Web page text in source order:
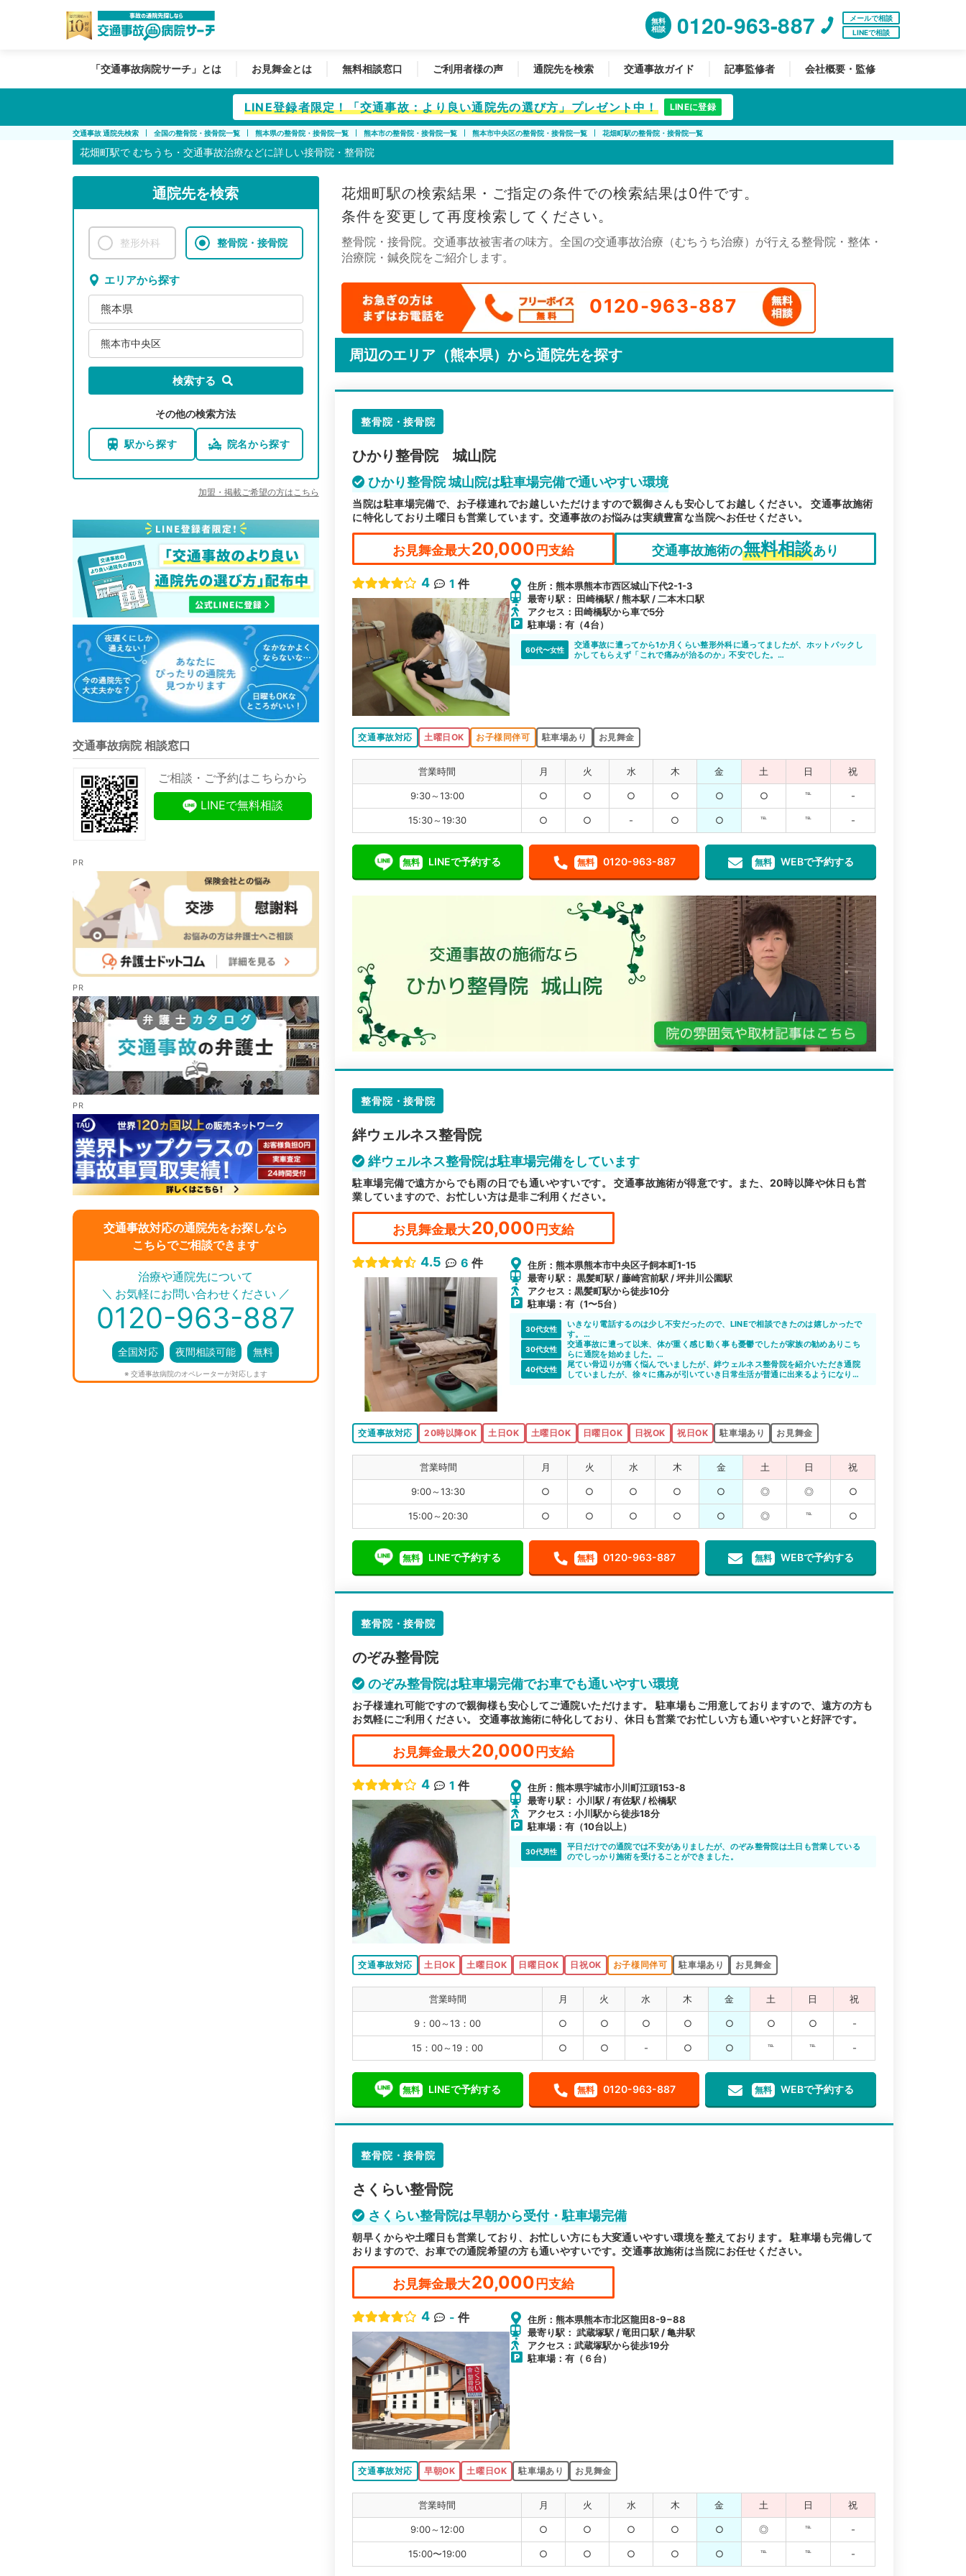
無料
相談
0120-963-887
メールで相談
LINEで相談
「交通事故病院サーチ」とは お見舞金とは 無料相談窓口 ご利用者様の声 通院先を検索 交通事故ガイド 記事監修者 会社概要・監修
LINE登録者限定！「交通事故：より良い通院先の選び方」プレゼント中！ LINEに登録
交通事故 通院先検索 全国の整骨院・接骨院一覧 熊本県の整骨院・接骨院一覧 熊本市の整骨院・接骨院一覧 熊本市中央区の整骨院・接骨院一覧 花畑町駅の整骨院・接骨院一覧
花畑町駅で むちうち・交通事故治療などに詳しい接骨院・整骨院
通院先を検索
整形外科 整骨院・接骨院
エリアから探す
熊本県
熊本市中央区
検索する
その他の検索方法
駅から探す 院名から探す
加盟・掲載ご希望の方はこちら
交通事故病院 相談窓口
ご相談・ご予約はこちらから
LINEで無料相談
交通事故対応の通院先をお探しなら
こちらでご相談できます
＼ ／
治療や通院先について
お気軽にお問い合わせください
0120-963-887
全国対応 夜間相談可能 無料
※ 交通事故病院のオペレーターが対応します
花畑町駅の検索結果・ご指定の条件での検索結果は0件です。
条件を変更して再度検索してください。
整骨院・接骨院。交通事故被害者の味方。全国の交通事故治療（むちうち治療）が行える整骨院・整体・
治療院・鍼灸院をご紹介します。
0120-963-887
周辺のエリア（熊本県）から通院先を探す
整骨院・接骨院
ひかり整骨院 城山院
ひかり整骨院 城山院は駐車場完備で通いやすい環境
当院は駐車場完備で、お子様連れでお越しいただけますので親御さんも安心してお越しください。 交通事故施術
に特化しており土曜日も営業しています。交通事故のお悩みは実績豊富な当院へお任せください。
お見舞金最大20,000 円支給 交通事故施術の無料相談あり
4 1 件
住所：熊本県熊本市西区城山下代2-1-3
最寄り駅： 田崎橋駅 / 熊本駅 / 二本木口駅
アクセス：田崎橋駅から車で5分
駐車場：有（4台）
60代〜女性
交通事故に遭ってから1か月くらい整形外科に通ってましたが、ホットパックし
かしてもらえず「これで痛みが治るのか」不安でした。
交通事故対応 土曜日OK お子様同伴可 駐車場あり お見舞金
営業時間 月 火 水 木 金 土 日 祝
9:30～13:00 ○ ○ ○ ○ ○ ○ ℡ -
15:30～19:30 ○ ○ - ○ ○ ℡ ℡ -
無料 LINEで予約する 無料 0120-963-887 無料 WEBで予約する
整骨院・接骨院
絆ウェルネス整骨院
絆ウェルネス整骨院は駐車場完備をしています
駐車場完備で遠方からでも雨の日でも通いやすいです。 交通事故施術が得意です。また、20時以降や休日も営
業していますので、お忙しい方は是非ご利用ください。
お見舞金最大20,000 円支給
4.5 6 件
住所：熊本県熊本市中央区子飼本町1-15
最寄り駅： 黒髪町駅 / 藤崎宮前駅 / 坪井川公園駅
アクセス：黒髪町駅から徒歩10分
駐車場：有（1〜5台）
30代女性
いきなり電話するのは少し不安だったので、LINEで相談できたのは嬉しかったで
す。
気になっていた整骨院のメリットを教えてもらえたので、通院をしたいと思えま
した。丁寧な対応をしていただいて感謝しています。
30代女性
交通事故に遭って以来、体が重く感じ動く事も憂鬱でしたが家族の勧めありこち
らに通院を始めました。
体が重く車移動なので敷地内に駐車場がある整骨院は非常に助かりました。先生
も優しく定期的に通院を続けていこうと思います。
40代女性
尾てい骨辺りが痛く悩んでいましたが、絆ウェルネス整骨院を紹介いただき通院
していましたが、徐々に痛みが引いていき日常生活が普通に出来るようになりま
交通事故対応 20時以降OK 土日OK 土曜日OK 日曜日OK 日祝OK 祝日OK 駐車場あり お見舞金
営業時間 月 火 水 木 金 土 日 祝
9:00～13:30 ○ ○ ○ ○ ○ ◎ ◎ ○
15:00～20:30 ○ ○ ○ ○ ○ ◎ ℡ ○
無料 LINEで予約する 無料 0120-963-887 無料 WEBで予約する
整骨院・接骨院
のぞみ整骨院
のぞみ整骨院は駐車場完備でお車でも通いやすい環境
お子様連れ可能ですので親御様も安心してご通院いただけます。 駐車場もご用意しておりますので、遠方の方も
お気軽にご利用ください。 交通事故施術に特化しており、休日も営業でお忙しい方も通いやすいと好評です。
お見舞金最大20,000円支給
4 1 件
住所：熊本県宇城市小川町江頭153-8
最寄り駅： 小川駅 / 有佐駅 / 松橋駅
アクセス：小川駅から徒歩18分
駐車場：有（10台以上）
30代男性
平日だけでの通院では不安がありましたが、のぞみ整骨院は土日も営業している
のでしっかり施術を受けることができました。
交通事故対応 土日OK 土曜日OK 日曜日OK 日祝OK お子様同伴可 駐車場あり お見舞金
営業時間 月 火 水 木 金 土 日 祝
9：00～13：00 ○ ○ ○ ○ ○ ○ ○ -
15：00～19：00 ○ ○ - ○ ○ ℡ ℡ -
無料 LINEで予約する 無料 0120-963-887 無料 WEBで予約する
整骨院・接骨院
さくらい整骨院
さくらい整骨院は早朝から受付・駐車場完備
朝早くからや土曜日も営業しており、お忙しい方にも大変通いやすい環境を整えております。 駐車場も完備して
おりますので、お車での通院希望の方も通いやすいです。交通事故施術は当院にお任せください。
お見舞金最大20,000円支給
4 - 件
住所：熊本県熊本市北区龍田8-9−88
最寄り駅： 武蔵塚駅 / 竜田口駅 / 亀井駅
アクセス：武蔵塚駅から徒歩19分
駐車場：有（６台）
交通事故対応 早朝OK 土曜日OK 駐車場あり お見舞金
営業時間 月 火 水 木 金 土 日 祝
9:00～12:00 ○ ○ ○ ○ ○ ◎ ℡ -
15:00〜19:00 ○ ○ ○ ○ ○ ℡ ℡ -